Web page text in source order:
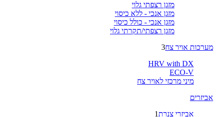
מזגן רצפתי גלוי
מזגן אנכי - ללא כיסוי
מזגן אנכי - כולל כיסוי
מזגן רצפתי/תקרתי גלוי
מערכות אויר צח3
HRV with DX
ECO-V
מיני מרכזי לאויר צח
אביזרים
אביזרי צנרת1